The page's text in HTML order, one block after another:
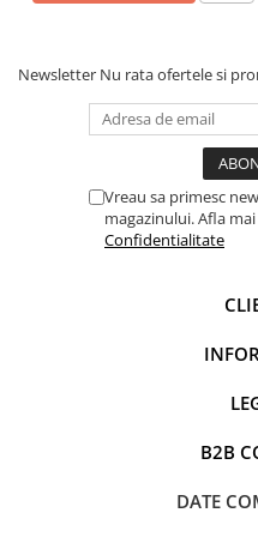
Newsletter Nu rata ofertele si
Vreau sa primesc
magazinului. Afla
Confidentialitate
B2B
DATE